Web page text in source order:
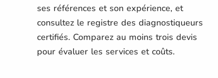
ses références et son expérience, et
consultez le registre des diagnostiqueurs
certifiés. Comparez au moins trois devis
pour évaluer les services et coûts.